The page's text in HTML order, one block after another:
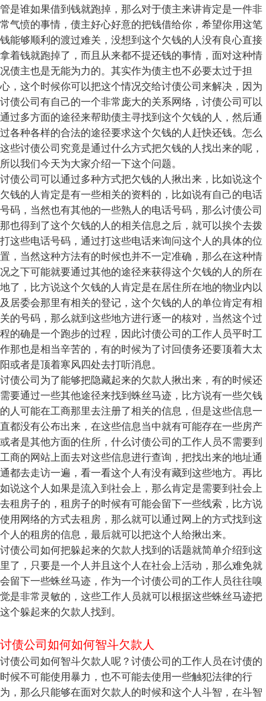
管是谁如果借到钱就跑掉，那么对于债主来讲肯定是一件非
常气愤的事情，债主好心好意的把钱借给你，希望你用这笔
钱能够顺利的渡过难关，没想到这个欠钱的人没有良心直接
拿着钱就跑掉了，而且从来都不提还钱的事情，面对这种情
况债主也是无能为力的。其实作为债主也不必要太过于担
心，这个时候你可以把这个情况交给讨债公司来解决，因为
讨债公司有自己的一个非常庞大的关系网络，讨债公司可以
通过多方面的途径来帮助债主寻找到这个欠钱的人，然后通
过各种各样的合法的途径要求这个欠钱的人赶快还钱。怎么
这些讨债公司究竟是通过什么方式把欠钱的人找出来的呢，
所以我们今天为大家介绍一下这个问题。
讨债公司可以通过多种方式把欠钱的人揪出来，比如说这个
欠钱的人肯定是有一些相关的资料的，比如说有自己的电话
号码，当然也有其他的一些熟人的电话号码，那么讨债公司
那也得到了这个欠钱的人的相关信息之后，就可以挨个去拨
打这些电话号码，通过打这些电话来询问这个人的具体的位
置，当然这种方法有的时候也并不一定准确，那么在这种情
况之下可能就要通过其他的途径来获得这个欠钱的人的所在
地了，比方说这个欠钱的人肯定是在居住所在地的物业内以
及居委会那里有相关的登记，这个欠钱的人的单位肯定有相
关的号码，那么就到这些地方进行逐一的核对，当然这个过
程的确是一个跑步的过程，因此讨债公司的工作人员平时工
作那也是相当辛苦的，有的时候为了讨回债务还要顶着大太
阳或者是顶着寒风四处去打听消息。
讨债公司为了能够把隐藏起来的欠款人揪出来，有的时候还
需要通过一些其他途径来找到蛛丝马迹，比方说有一些欠钱
的人可能在工商那里去注册了相关的信息，但是这些信息一
直都没有公布出来，在这些信息当中就有可能存在一些房产
或者是其他方面的住所，什么讨债公司的工作人员不需要到
工商的网站上面去对这些信息进行查询，把找出来的地址通
通都去走访一遍，看一看这个人有没有藏到这些地方。再比
如说这个人如果是流入到社会上，那么肯定是需要到社会上
去租房子的，租房子的时候有可能会留下一些线索，比方说
使用网络的方式去租房，那么就可以通过网上的方式找到这
个人的租房的信息，最后就可以把这个人给揪出来。
讨债公司如何把躲起来的欠款人找到的话题就简单介绍到这
里了，只要是一个人并且这个人在社会上活动，那么难免就
会留下一些蛛丝马迹，作为一个讨债公司的工作人员往往嗅
觉是非常灵敏的，这些工作人员就可以根据这些蛛丝马迹把
这个躲起来的欠款人找到。
讨债公司如何如何智斗欠款人
讨债公司如何智斗欠款人呢？讨债公司的工作人员在讨债的
时候不可能使用暴力，也不可能去使用一些触犯法律的行
为，那么只能够在面对欠款人的时候和这个人斗智，在斗智